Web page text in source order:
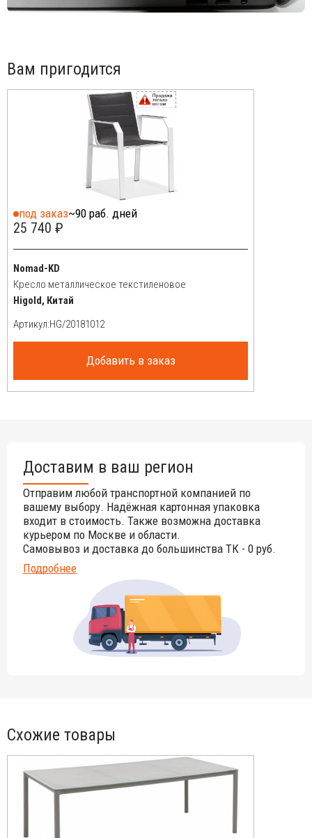
Столешница изготовлена из
распыленного каменного стекла толщиной 8 мм.
Вам пригодится
под заказ~90 раб. дней
25 740 ₽
Nomad-KD
Кресло металлическое текстиленовое
Higold, Китай
Артикул:
Добавить в заказ
Доставим в ваш регион
Отправим любой транспортной компанией по
вашему выбору. Надёжная картонная упаковка
входит в стоимость. Также возможна доставка
курьером по Москве и области.
Самовывоз и доставка до большинства ТК - 0 руб.
Подробнее
Схожие товары